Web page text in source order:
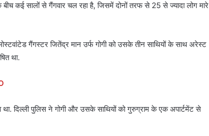
कई सालों से गैंगवार चल रहा है, जिसमें दोनों तरफ से 25 से ज्यादा लोग मारे
गैंगस्टर जितेंद्र मान उर्फ गोगी को उसके तीन साथियों के साथ अरेस्ट
था.
था. दिल्ली पुलिस ने गोगी और उसके साथियों को गुरुग्राम के एक अपार्टमेंट से